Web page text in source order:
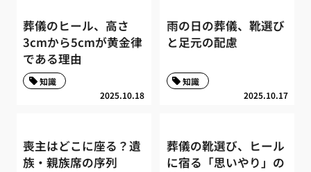
葬儀のヒール、高さ
3cmから5cmが黄金律
である理由
2025.10.18
知識
雨の日の葬儀、靴選び
と足元の配慮
2025.10.17
知識
喪主はどこに座る？遺
族・親族席の序列
葬儀の靴選び、ヒール
に宿る「思いやり」の